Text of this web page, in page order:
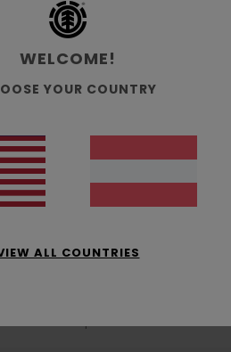
Bewertung
5.0/5
WELCOME!
YOUR COUNTRY
ALL COUNTRIES